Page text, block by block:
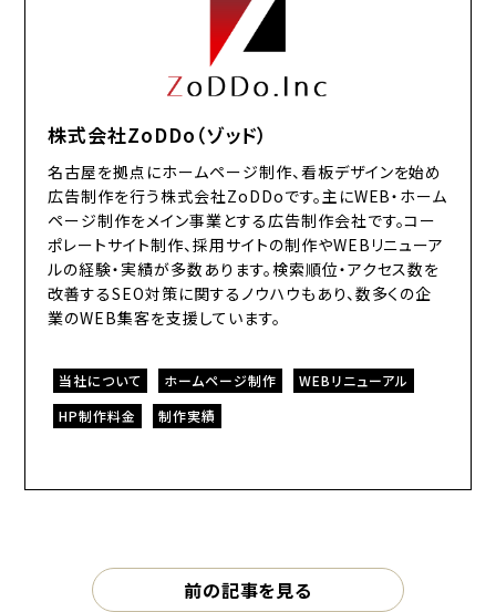
株式会社ZoDDo（ゾッド）
名古屋を拠点にホームページ制作、看板デザインを始め
広告制作を行う株式会社ZoDDoです。主にWEB・ホーム
ページ制作をメイン事業とする広告制作会社です。コー
ポレートサイト制作、採用サイトの制作やWEBリニューア
ルの経験・実績が多数あります。検索順位・アクセス数を
改善するSEO対策に関するノウハウもあり、数多くの企
業のWEB集客を支援しています。
当社について ホームページ制作
WEBリニューアル
HP制作料金
制作実績
前の記事を見る